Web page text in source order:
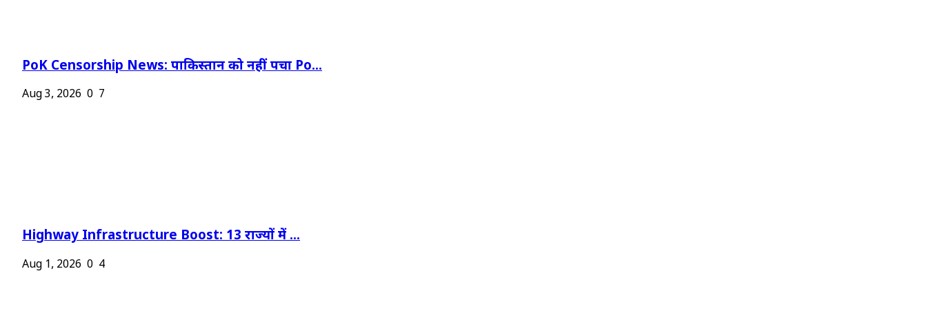
PoK Censorship News: पाकिस्तान को नहीं पचा Po...
Aug 3, 2026 0 7
Highway Infrastructure Boost: 13 राज्यों में ...
Aug 1, 2026 0 4